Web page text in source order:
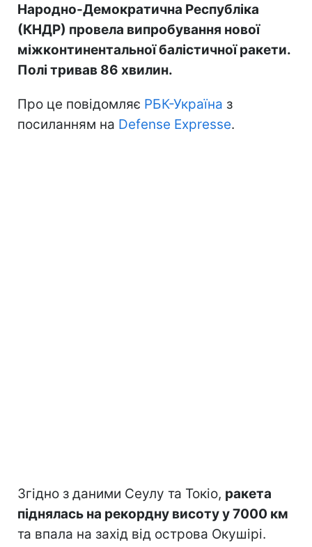
Народно-Демократична Республіка
(КНДР) провела випробування нової
міжконтинентальної балістичної ракети.
Полі тривав 86 хвилин.
Про це повідомляє РБК-Україна з
посиланням на Defense Expresse.
Згідно з даними Сеулу та Токіо, ракета
піднялась на рекордну висоту у 7000 км
та впала на захід від острова Окушірі.